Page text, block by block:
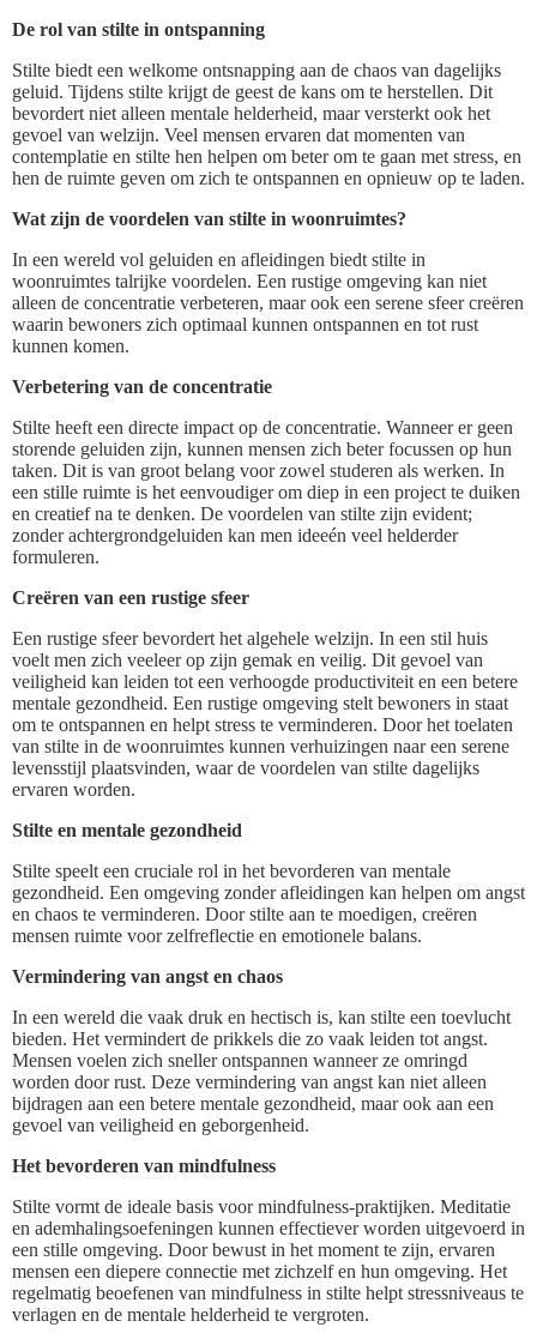
De rol van stilte in ontspanning
Stilte biedt een welkome ontsnapping aan de chaos van dagelijks
geluid. Tijdens stilte krijgt de geest de kans om te herstellen. Dit
bevordert niet alleen mentale helderheid, maar versterkt ook het
gevoel van welzijn. Veel mensen ervaren dat momenten van
contemplatie en stilte hen helpen om beter om te gaan met stress, en
hen de ruimte geven om zich te ontspannen en opnieuw op te laden.
Wat zijn de voordelen van stilte in woonruimtes?
In een wereld vol geluiden en afleidingen biedt stilte in
woonruimtes talrijke voordelen. Een rustige omgeving kan niet
alleen de concentratie verbeteren, maar ook een serene sfeer creëren
waarin bewoners zich optimaal kunnen ontspannen en tot rust
kunnen komen.
Verbetering van de concentratie
Stilte heeft een directe impact op de concentratie. Wanneer er geen
storende geluiden zijn, kunnen mensen zich beter focussen op hun
taken. Dit is van groot belang voor zowel studeren als werken. In
een stille ruimte is het eenvoudiger om diep in een project te duiken
en creatief na te denken. De voordelen van stilte zijn evident;
zonder achtergrondgeluiden kan men ideeén veel helderder
formuleren.
Creëren van een rustige sfeer
Een rustige sfeer bevordert het algehele welzijn. In een stil huis
voelt men zich veeleer op zijn gemak en veilig. Dit gevoel van
veiligheid kan leiden tot een verhoogde productiviteit en een betere
mentale gezondheid. Een rustige omgeving stelt bewoners in staat
om te ontspannen en helpt stress te verminderen. Door het toelaten
van stilte in de woonruimtes kunnen verhuizingen naar een serene
levensstijl plaatsvinden, waar de voordelen van stilte dagelijks
ervaren worden.
Stilte en mentale gezondheid
Stilte speelt een cruciale rol in het bevorderen van mentale
gezondheid. Een omgeving zonder afleidingen kan helpen om angst
en chaos te verminderen. Door stilte aan te moedigen, creëren
mensen ruimte voor zelfreflectie en emotionele balans.
Vermindering van angst en chaos
In een wereld die vaak druk en hectisch is, kan stilte een toevlucht
bieden. Het vermindert de prikkels die zo vaak leiden tot angst.
Mensen voelen zich sneller ontspannen wanneer ze omringd
worden door rust. Deze vermindering van angst kan niet alleen
bijdragen aan een betere mentale gezondheid, maar ook aan een
gevoel van veiligheid en geborgenheid.
Het bevorderen van mindfulness
Stilte vormt de ideale basis voor mindfulness-praktijken. Meditatie
en ademhalingsoefeningen kunnen effectiever worden uitgevoerd in
een stille omgeving. Door bewust in het moment te zijn, ervaren
mensen een diepere connectie met zichzelf en hun omgeving. Het
regelmatig beoefenen van mindfulness in stilte helpt stressniveaus te
verlagen en de mentale helderheid te vergroten.